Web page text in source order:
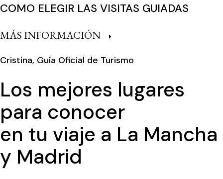
COMO ELEGIR LAS VISITAS GUIADAS
MÁS INFORMACIÓN
Cristina, Guía Oficial de Turismo
Los mejores lugares
para conocer
en tu viaje a La Mancha
y Madrid